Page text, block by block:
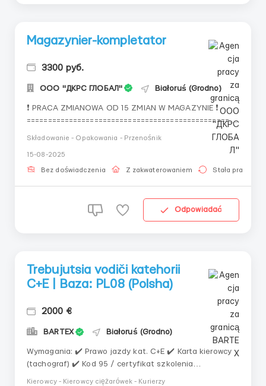
Magazynier-kompletator
3300 руб.
OOO "ДКРС ГЛОБАЛ" Białoruś (Grodno)
❗ PRACA ZMIANOWA OD 15 ZMIAN W MAGAZYNIE ❗
================================================ ✔
DOŚWIADCZENIA ✔ TRANSFER DO MIEJSCA PRACY
================================================ ✅
Składowanie - Opakowania - Przenośnik
15-08-2025
Bez doświadczenia Z zakwaterowaniem Stała praca
Odpowiadać
Trebujutsia vodiči katehorii
C+E | Baza: PL08 (Polsha)
2000 €
BARTEX Białoruś (Grodno)
Wymagania: ✔️ Prawo jazdy kat. C+E ✔️ Karta kierowcy
(tachograf) ✔️ Kod 95 / certyfikat szkolenia
Kierowcy - Kierowcy ciężarówek - Kurierzy